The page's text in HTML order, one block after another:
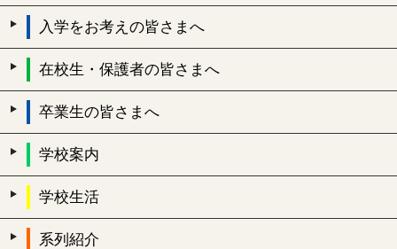
入学をお考えの皆さまへ
在校生・保護者の皆さまへ
卒業生の皆さまへ
学校案内
学校生活
系列紹介